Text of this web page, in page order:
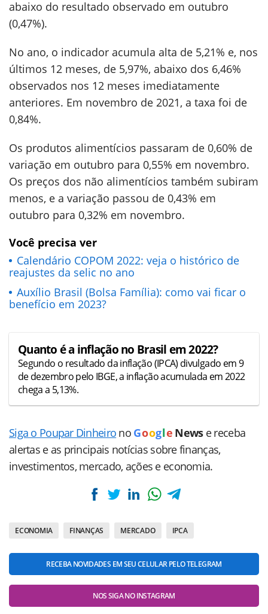
abaixo do resultado observado em outubro
(0,47%).
No ano, o indicador acumula alta de 5,21% e, nos
últimos 12 meses, de 5,97%, abaixo dos 6,46%
observados nos 12 meses imediatamente
anteriores. Em novembro de 2021, a taxa foi de
0,84%.
Os produtos alimentícios passaram de 0,60% de
variação em outubro para 0,55% em novembro.
Os preços dos não alimentícios também subiram
menos, e a variação passou de 0,43% em
outubro para 0,32% em novembro.
Você precisa ver
Calendário COPOM 2022: veja o histórico de
reajustes da selic no ano
Auxílio Brasil (Bolsa Família): como vai ficar o
benefício em 2023?
Quanto é a inflação no Brasil em 2022?
Segundo o resultado da inflação (IPCA) divulgado em 9
de dezembro pelo IBGE, a inflação acumulada em 2022
chega a 5,13%.
Siga o Poupar Dinheiro no Goog le News e receba
alertas e as principais notícias sobre finanças,
investimentos, mercado, ações e economia.
ECONOMIA FINANÇAS MERCADO IPCA
RECEBA NOVIDADES EM SEU CELULAR PELO TELEGRAM
NOS SIGA NO INSTAGRAM